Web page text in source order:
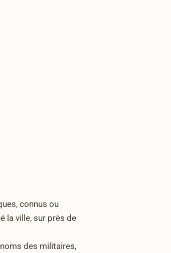
connus ou
la ville, sur près de
des militaires,